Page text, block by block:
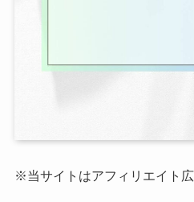
※当サイトはアフィリエイト広